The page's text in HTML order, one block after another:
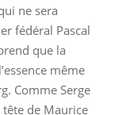
ne sera
fédéral Pascal
que la
même
Comme Serge
de Maurice